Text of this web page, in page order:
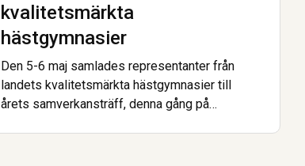
kvalitetsmärkta
hästgymnasier
Den 5-6 maj samlades representanter från
landets kvalitetsmärkta hästgymnasier till
årets samverkansträff, denna gång på